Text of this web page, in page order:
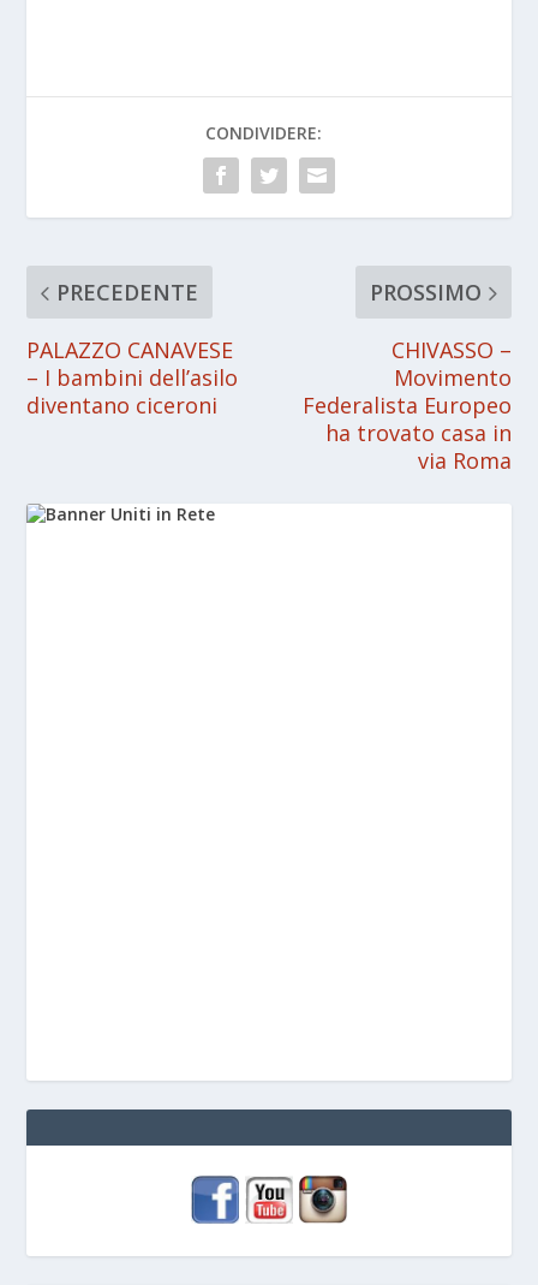
CONDIVIDERE:
PRECEDENTE
PALAZZO CANAVESE
– I bambini dell’asilo
diventano ciceroni
PROSSIMO
CHIVASSO –
Movimento
Federalista Europeo
ha trovato casa in
via Roma